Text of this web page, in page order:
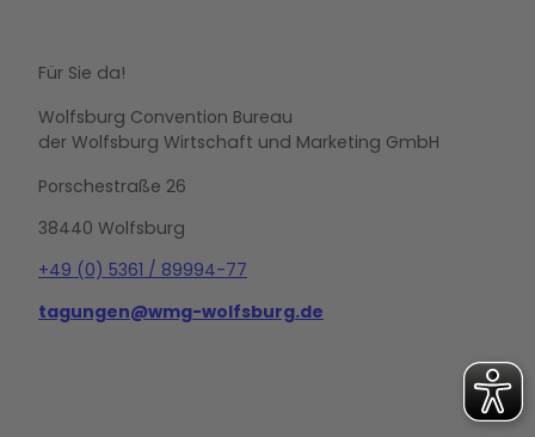
Für Sie da!
Wolfsburg Convention Bureau
der Wolfsburg Wirtschaft und Marketing GmbH
Porschestraße 26
38440 Wolfsburg
+49 (0) 5361 / 89994-77
tagungen@wmg-wolfsburg.de